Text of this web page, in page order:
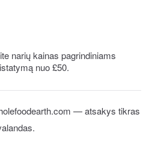
narių kainas pagrindiniams
nuo £50.
— atsakys tikras